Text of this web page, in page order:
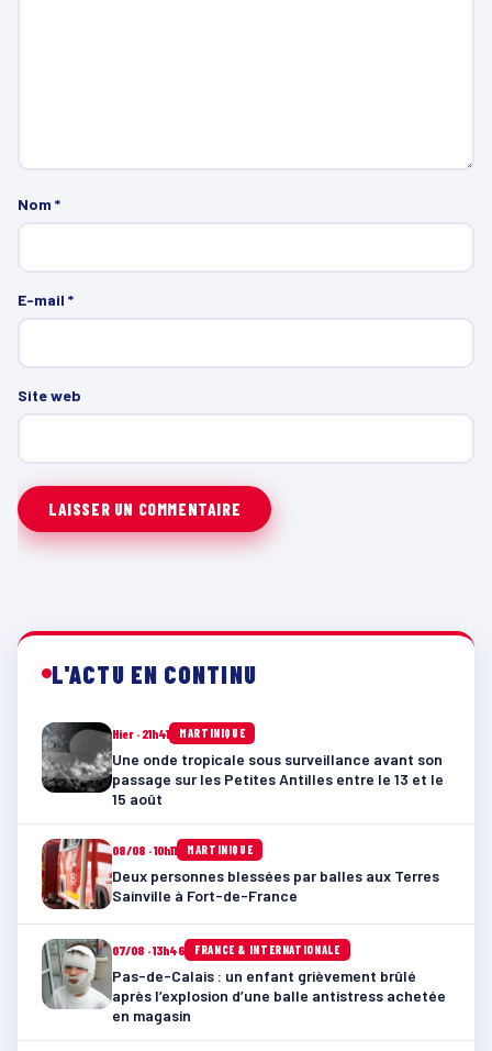
Nom *
E-mail *
Site web
L'ACTU EN CONTINU
Hier · 21h41 MARTINIQUE
Une onde tropicale sous surveillance avant son
passage sur les Petites Antilles entre le 13 et le
15 août
08/08 · 10h11 MARTINIQUE
Deux personnes blessées par balles aux Terres
Sainville à Fort-de-France
07/08 · 13h46 FRANCE & INTERNATIONALE
Pas-de-Calais : un enfant grièvement brûlé
après l’explosion d’une balle antistress achetée
en magasin